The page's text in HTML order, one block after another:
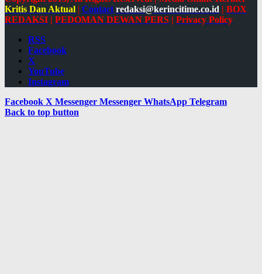
Kritis Dan Aktual | Contact redaksi@kerincitime.co.id | BOX
REDAKSI | PEDOMAN DEWAN PERS | Privacy Policy
RSS
Facebook
X
YouTube
Instagram
Facebook X Messenger Messenger WhatsApp Telegram
Back to top button